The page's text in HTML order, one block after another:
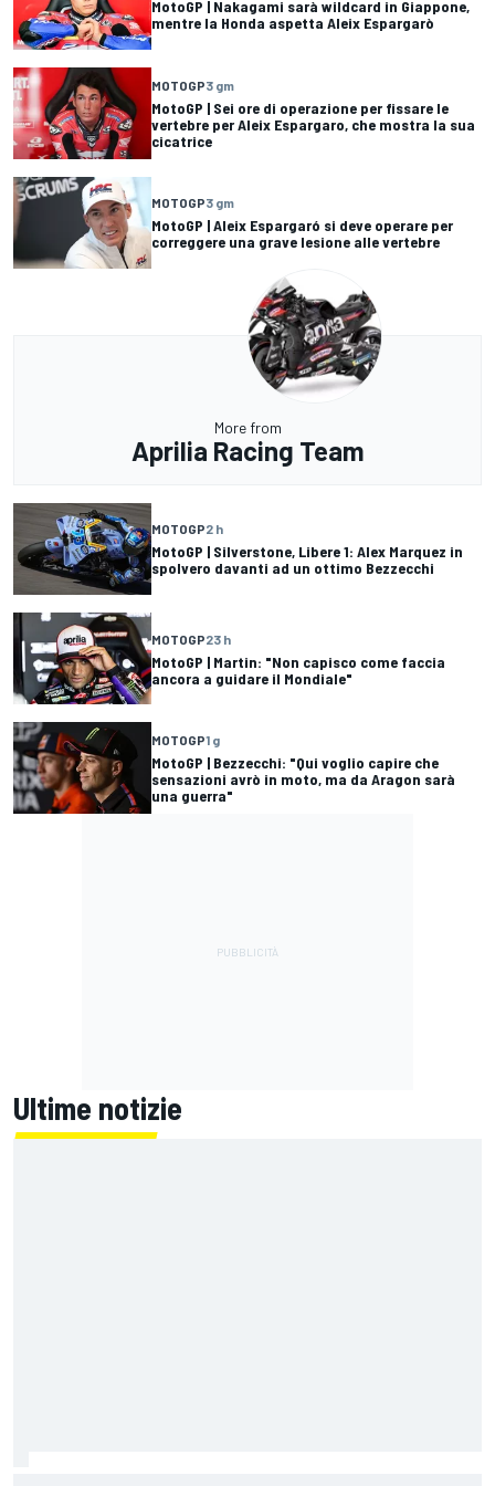
MotoGP | Nakagami sarà wildcard in Giappone,
mentre la Honda aspetta Aleix Espargarò
MOTOGP3 gm
MotoGP | Sei ore di operazione per fissare le
vertebre per Aleix Espargaro, che mostra la sua
cicatrice
MOTOGP3 gm
MotoGP | Aleix Espargaró si deve operare per
correggere una grave lesione alle vertebre
More from
Aprilia Racing Team
MOTOGP2 h
MotoGP | Silverstone, Libere 1: Alex Marquez in
spolvero davanti ad un ottimo Bezzecchi
MOTOGP23 h
MotoGP | Martin: "Non capisco come faccia
ancora a guidare il Mondiale"
MOTOGP1 g
MotoGP | Bezzecchi: "Qui voglio capire che
sensazioni avrò in moto, ma da Aragon sarà
una guerra"
Ultime notizie